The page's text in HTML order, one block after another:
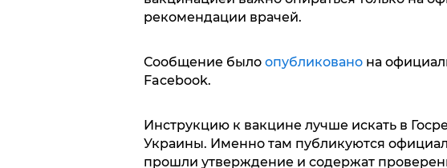
рекомендации врачей.
Сообщение было опубликованона
Facebook.
Инструкцию к вакцине лучше искать в
Украины. Именно там публикуются
прошли утверждение и содержат